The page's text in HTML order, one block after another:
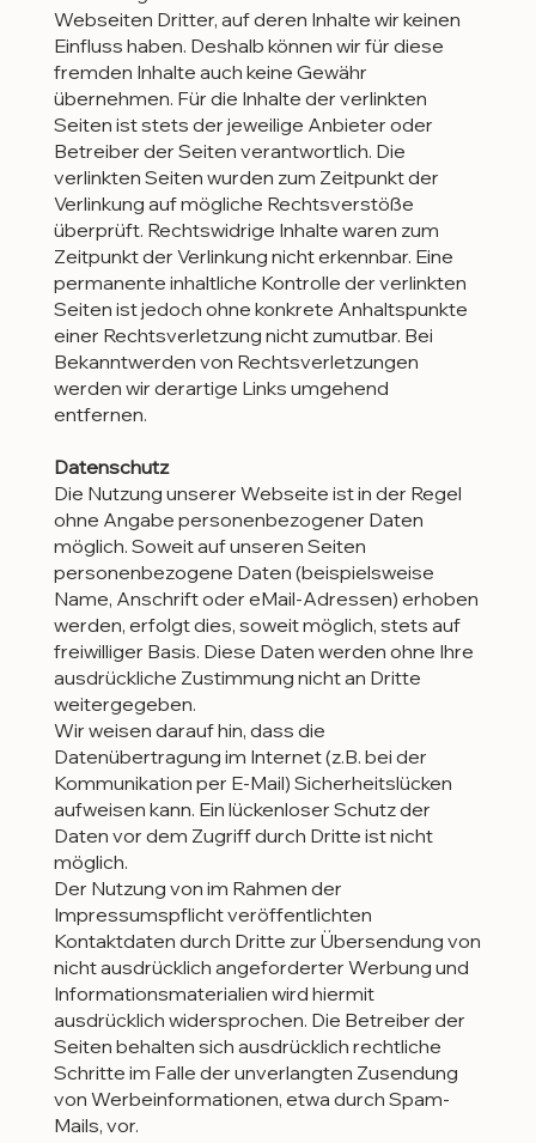
Webseiten Dritter, auf deren Inhalte wir keinen
Einfluss haben. Deshalb können wir für diese
fremden Inhalte auch keine Gewähr
übernehmen. Für die Inhalte der verlinkten
Seiten ist stets der jeweilige Anbieter oder
Betreiber der Seiten verantwortlich. Die
verlinkten Seiten wurden zum Zeitpunkt der
Verlinkung auf mögliche Rechtsverstöße
überprüft. Rechtswidrige Inhalte waren zum
Zeitpunkt der Verlinkung nicht erkennbar. Eine
permanente inhaltliche Kontrolle der verlinkten
Seiten ist jedoch ohne konkrete Anhaltspunkte
einer Rechtsverletzung nicht zumutbar. Bei
Bekanntwerden von Rechtsverletzungen
werden wir derartige Links umgehend
entfernen.
Datenschutz
Die Nutzung unserer Webseite ist in der Regel
ohne Angabe personenbezogener Daten
möglich. Soweit auf unseren Seiten
personenbezogene Daten (beispielsweise
Name, Anschrift oder eMail-Adressen) erhoben
werden, erfolgt dies, soweit möglich, stets auf
freiwilliger Basis. Diese Daten werden ohne Ihre
ausdrückliche Zustimmung nicht an Dritte
weitergegeben.
Wir weisen darauf hin, dass die
Datenübertragung im Internet (z.B. bei der
Kommunikation per E-Mail) Sicherheitslücken
aufweisen kann. Ein lückenloser Schutz der
Daten vor dem Zugriff durch Dritte ist nicht
möglich.
Der Nutzung von im Rahmen der
Impressumspflicht veröffentlichten
Kontaktdaten durch Dritte zur Übersendung von
nicht ausdrücklich angeforderter Werbung und
Informationsmaterialien wird hiermit
ausdrücklich widersprochen. Die Betreiber der
Seiten behalten sich ausdrücklich rechtliche
Schritte im Falle der unverlangten Zusendung
von Werbeinformationen, etwa durch Spam-
Mails, vor.